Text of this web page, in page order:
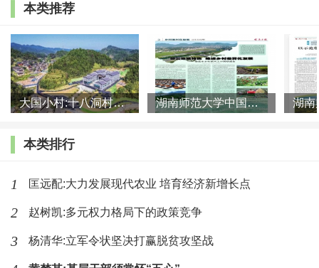
安排和支持政策也要进行相应的调整。
我国的粮食需求还处于紧平衡状态
NBD：中央一号文件提出，要确保全国粮食产量保
持在1.3万亿斤以上。我国粮食产量已经连续8年保持在
村振兴，加快农业农村现代化，加快建设农业强国的头
等任务、首要任务，同时也是底线任务和要求。
这跟中国国情密切相关。我国是发展中大国，有14
本类推荐
大国小村:十八洞村的现代变迁是一道美丽的风景线 湖南师范大学中国乡村振兴研究院课题组:突出地域特色 推进乡村
本类排行
1 匡远配:大力发展现代农业 培育经济新增长点
2 赵树凯:多元权力格局下的政策竞争
3 杨清华:立军令状坚决打赢脱贫攻坚战